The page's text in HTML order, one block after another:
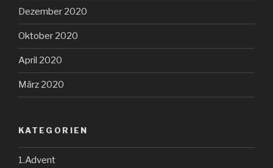
Dezember 2020
Oktober 2020
April 2020
März 2020
KATEGORIEN
1.Advent